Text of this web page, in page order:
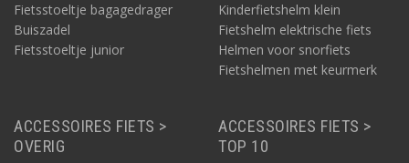
Fietsstoeltje bagagedrager
Buiszadel
Fietsstoeltje junior
Kinderfietshelm klein
Fietshelm elektrische fiets
Helmen voor snorfiets
Fietshelmen met keurmerk
ACCESSOIRES FIETS >
OVERIG
ACCESSOIRES FIETS >
TOP 10